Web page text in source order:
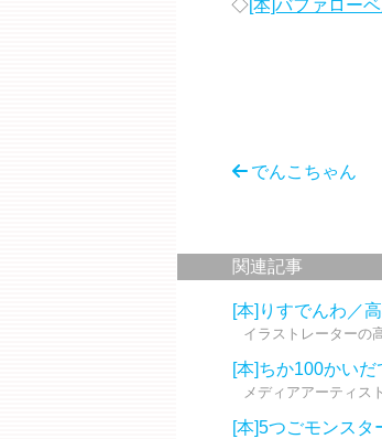
◇[本]バファロー
でんこちゃん
関連記事
[本]りすでんわ／
イラストレーターの
[本]ちか100かい
メディアアーティス
[本]5つごモンスタ